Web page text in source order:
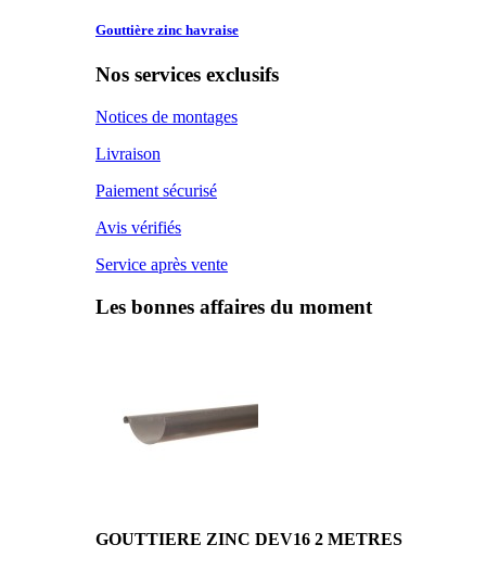
Gouttière zinc havraise
Nos services exclusifs
Notices de montages
Livraison
Paiement sécurisé
Avis vérifiés
Service après vente
Les bonnes affaires du moment
GOUTTIERE ZINC DEV16 2 METRES